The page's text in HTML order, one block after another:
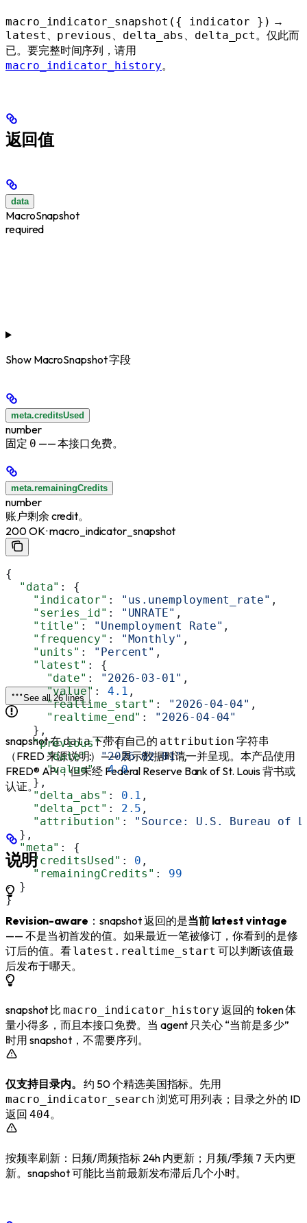
macro_indicator_snapshot({ indicator }) →
latest previous delta_abs delta_pct 。仅此而
已。要完整时间序列，请用
macro_indicator_history。
返回值
data
MacroSnapshot
required
Show MacroSnapshot 字段
meta.creditsUsed
number
固定 0 —— 本接口免费。
meta.remainingCredits
number
账户剩余 credit。
200 OK · macro_indicator_snapshot
{
  "data"
: {
    "indicator"
: "us.unemployment_rate" ,
    "series_id"
: "UNRATE" ,
    "title"
: "Unemployment Rate" ,
    "frequency"
: "Monthly" ,
    "units"
: "Percent" ,
    "latest"
: {
      "date"
: "2026-03-01" ,
      "value"
: 4.1 ,
      "realtime_start"
: "2026-04-04" ,
      "realtime_end"
: "2026-04-04"
    },
    "previous"
: {
      "date"
: "2026-02-01",
      "value"
: 4.0
    },
    "delta_abs"
: 0.1 ,
    "delta_pct"
: 2.5 ,
    "attribution"
: "Source: U.S. Bureau of
  },
  "meta"
: {
    "creditsUsed"
: 0 ,
    "remainingCredits"
: 99
  }
}
See all 26 lines
snapshot 在data下带有自己的 attribution 字符串
（FRED 来源说明）—— 展示数据时请一并呈现。本产品使用
FRED® API，但未经 Federal Reserve Bank of St. Louis 背书或
认证。
说明
Revision-aware ：snapshot 返回的是当前 latest vintage
—— 不是当初首发的值。如果最近一笔被修订，你看到的是修
订后的值。看latest.realtime_start 可以判断该值最
后发布于哪天。
snapshot 比macro_indicator_history 返回的 token 体
量小得多，而且本接口免费。当 agent 只关心 “当前是多少”
时用 snapshot，不需要序列。
仅支持目录内。 约 50 个精选美国指标。先用
macro_indicator_search 浏览可用列表；目录之外的 ID
返回 404。
按频率刷新：日频/周频指标 24h 内更新；月频/季频 7 天内更
新。snapshot 可能比当前最新发布滞后几个小时。